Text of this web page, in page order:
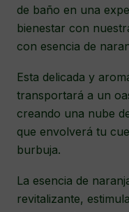
de baño en una
bienestar con
con esencia de
Esta delicada y
transportará a un
creando una nube
que envolverá tu
burbuja.
La esencia de
revitalizante,